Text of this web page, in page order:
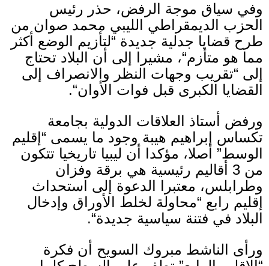
وفي سياق موجة الرفض، حذر رئيس
الحزب الديمقراطي الليبي محمد صوان من
طرح قضايا جدلية جديدة “لتأزيم الوضع أكثر
مما هو متأزم“، مشيرا إلى أن البلاد تحتاج
إلى “تقريب وجهات النظر والانصراف إلى
القضايا الكبرى قبل فوات الأوان“.
ورفض أستاذ العلاقات الدولية بجامعة
تكساس إبراهيم هيبة وجود ما يسمى “ إقليم
الوسط” أصلا، مؤكدا أن ليبيا تاريخيا تتكون
من 3 أقاليم رئيسية هي برقة وفزان
وطرابلس، معتبرا الدعوة إلى استحداث
إقليم رابع “محاولة لخلط الأوراق وإدخال
البلاد في فتنة سياسية جديدة“.
ورأى الناشط مبروك السويح أن فكرة